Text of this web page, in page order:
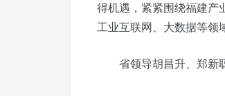
得机遇，紧紧围绕福建产
工业互联网、大数据等领
省领导胡昌升、郑新